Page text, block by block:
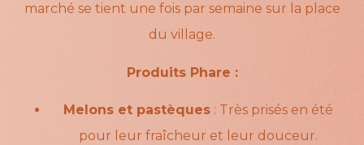
marché se tient une fois par semaine sur la place
du village.
Produits Phare :
Melons et pastèques : Très prisés en été
pour leur fraîcheur et leur douceur.